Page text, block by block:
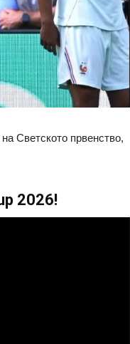
Светското првенство,
2026!